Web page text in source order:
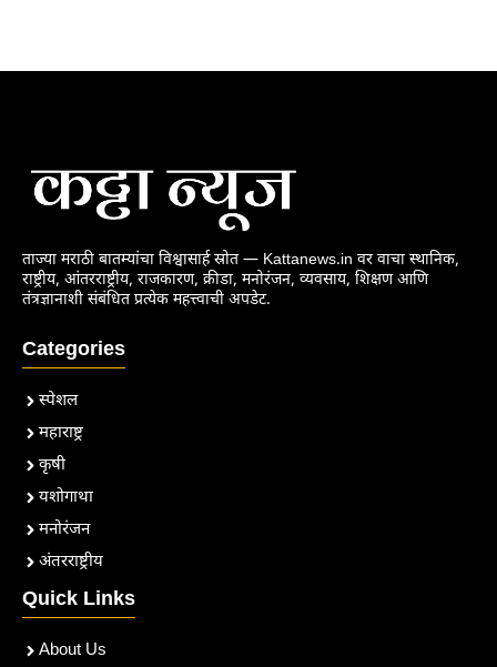
ताज्या मराठी बातम्यांचा विश्वासार्ह स्रोत — Kattanews.in वर वाचा स्थानिक,
राष्ट्रीय, आंतरराष्ट्रीय, राजकारण, क्रीडा, मनोरंजन, व्यवसाय, शिक्षण आणि
तंत्रज्ञानाशी संबंधित प्रत्येक महत्त्वाची अपडेट.
Categories
स्पेशल
महाराष्ट्र
कृषी
यशोगाथा
मनोरंजन
अंतरराष्ट्रीय
Quick Links
About Us